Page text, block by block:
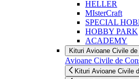
HELLER
MIsterCraft
SPECIAL
HOBBY PARK
ACADEMY
Kituri Avioane Civile
Avioane Civile de
Kituri Avioane Civile